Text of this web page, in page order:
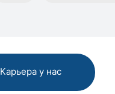
Карьера у нас